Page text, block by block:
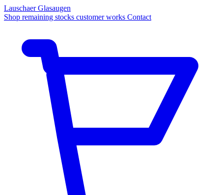
Lauschaer Glasaugen
Shop remaining stocks customer works Contact